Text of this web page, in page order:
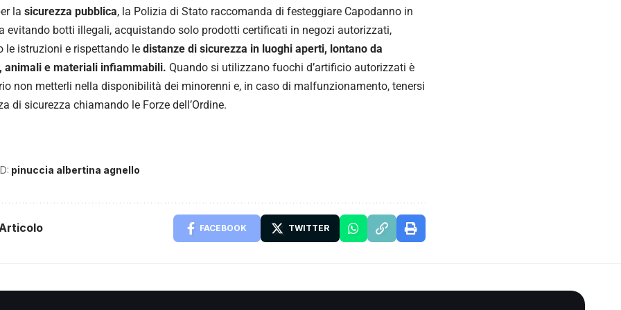
la sicurezza pubblica, la Polizia di Stato raccomanda di festeggiare Capodanno in
evitando botti illegali, acquistando solo prodotti certificati in negozi autorizzati,
le istruzioni e rispettando le distanze di sicurezza in luoghi aperti, lontano da
animali e materiali infiammabili. Quando si utilizzano fuochi d’artificio autorizzati è
non metterli nella disponibilità dei minorenni e, in caso di malfunzionamento, tenersi
di sicurezza chiamando le Forze dell’Ordine.
pinuccia albertina agnello
FACEBOOK TWITTER